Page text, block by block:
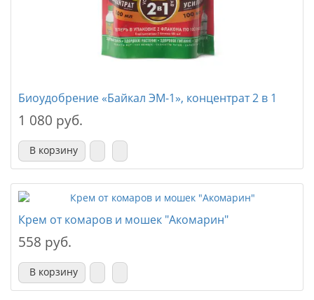
Биоудобрение «Байкал ЭМ-1», концентрат 2 в 1
1 080 руб.
В корзину
Крем от комаров и мошек "Акомарин"
558 руб.
В корзину